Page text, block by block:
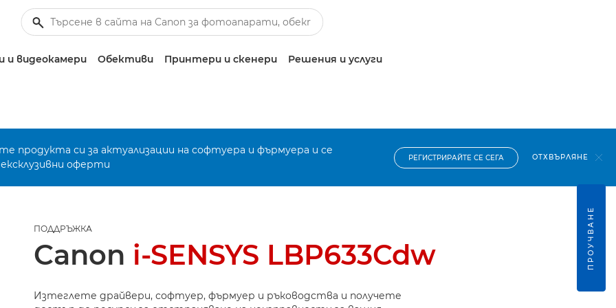
видеокамери Обективи Принтери и скенери Решения и услуги
продукта си за актуализации на софтуера и фърмуера и се
оферти
РЕГИСТРИРАЙТЕ СЕ СЕГА ОТХВЪРЛЯНЕ
ПОДДРЪЖКА
Canon i-SENSYS LBP633Cdw
Изтеглете драйвери, софтуер, фърмуер и ръководства и получете
ПРОУЧВАНЕ